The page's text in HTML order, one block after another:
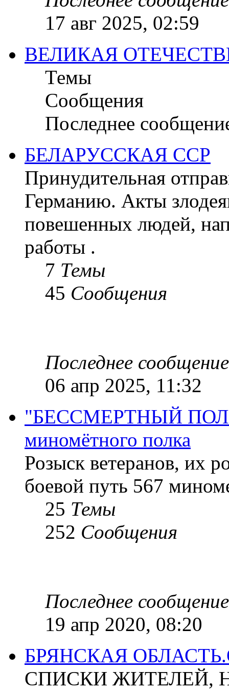
17 авг 2025, 02:59
ВЕЛИКАЯ
Темы
Сообщения
Последнее
БЕЛАРУССКАЯ ССР
Принудительная
Германию. Акты
повешенных людей,
работы .
7 Темы
45 Сообщения
Последнее сообщение
06 апр 2025, 11:32
"БЕССМЕРТНЫЙ ПОЛК
миномётного полка
Розыск ветеранов, их
боевой путь 567
25 Темы
252 Сообщения
Последнее сообщение
19 апр 2020, 08:20
БРЯНСКАЯ
СПИСКИ ЖИТЕЛЕЙ,